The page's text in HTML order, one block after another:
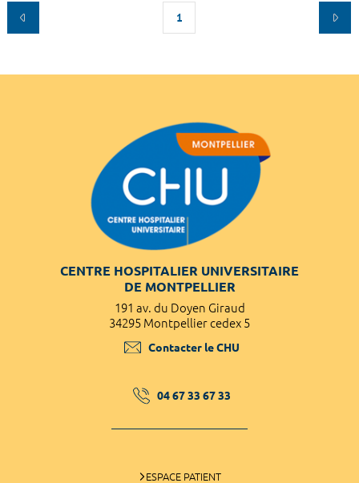
1
CENTRE HOSPITALIER UNIVERSITAIRE
DE MONTPELLIER
191 av. du Doyen Giraud
34295 Montpellier cedex 5
Contacter le CHU
04 67 33 67 33
ESPACE PATIENT